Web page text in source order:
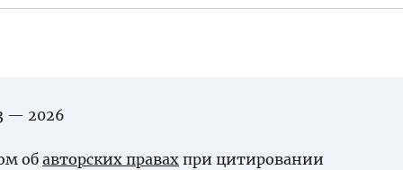
— 2026
об авторских правах при цитировании